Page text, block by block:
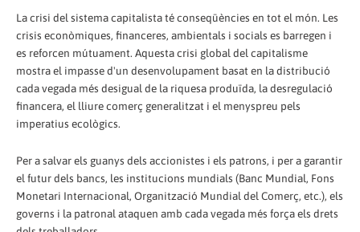
La crisi del sistema capitalista té conseqüències en tot el món. Les
crisis econòmiques, financeres, ambientals i socials es barregen i
es reforcen mútuament. Aquesta crisi global del capitalisme
mostra el impasse d'un desenvolupament basat en la distribució
cada vegada més desigual de la riquesa produïda, la desregulació
financera, el lliure comerç generalitzat i el menyspreu pels
imperatius ecològics.
Per a salvar els guanys dels accionistes i els patrons, i per a garantir
el futur dels bancs, les institucions mundials (Banc Mundial, Fons
Monetari Internacional, Organització Mundial del Comerç, etc.), els
governs i la patronal ataquen amb cada vegada més força els drets